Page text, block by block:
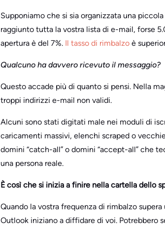
Supponiamo che si sia organizzata una
raggiunto tutta la vostra lista di e-mail, forse
apertura è del 7%. Il tasso di rimbalzo è
Qualcuno ha davvero ricevuto il messaggio?
Questo accade più di quanto si pensi. Nella
troppi indirizzi e-mail non validi.
Alcuni sono stati digitati male nei moduli di
caricamenti massivi, elenchi scraped o
domini “catch-all” o domini “accept-all” che
una persona reale.
È così che si inizia a finire nella cartella dello
Quando la vostra frequenza di rimbalzo
Outlook iniziano a diffidare di voi. Potrebbero